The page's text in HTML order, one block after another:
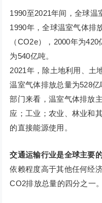
1990至2021年间，全球温
1990年，全球温室气体排
（CO2e），2000年为
为540亿吨。
2021年，除土地利用、土
温室气体排放总量为528
部门来看，温室气体排放
应；工业；农业、林业和
的直接能源使用。
交通运输行业是全球主要
依赖程度高于其他任何经
CO2排放总量的四分之一。